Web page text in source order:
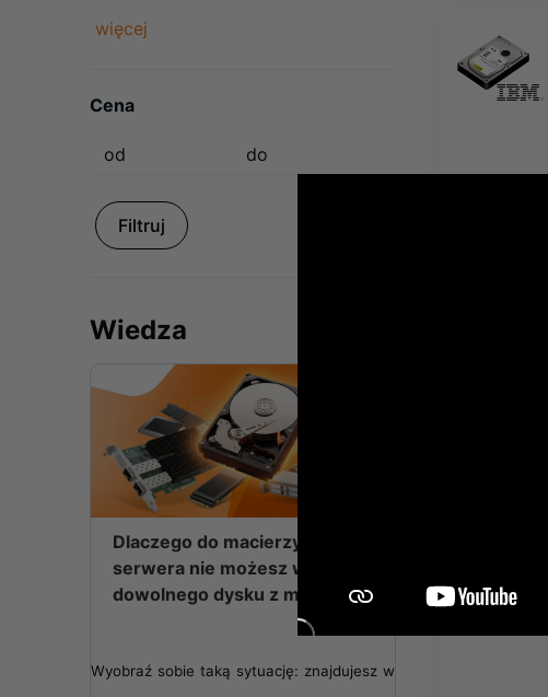
więcej
Cena
Filtruj
Wiedza
Dlaczego do macierzy lub
serwera nie możesz włożyć
dowolnego dysku z marketu?
Wyobraź sobie taką sytuację: znajdujesz w